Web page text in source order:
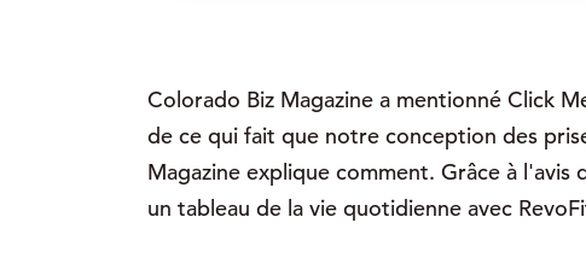
Colorado Biz Magazine a mentionné Click
de ce qui fait que notre conception des
Magazine explique comment. Grâce à
un tableau de la vie quotidienne avec